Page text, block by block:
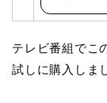
テレビ番組でこ
試しに購入しま